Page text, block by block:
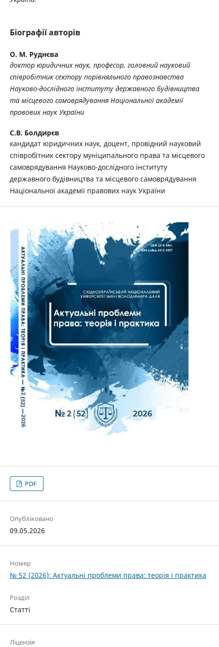
Біографії авторів
О. М. Руднєва
доктор юридичних наук, професор, головний науковий
співробітник сектору порівняльного правознавства
Науково-дослідного інституту державного будівництва
та місцевого самоврядування Національної академії
правових наук України
С.В. Болдирєв
кандидат юридичних наук, доцент, провідний науковий
співробітник сектору муніципального права та місцевого
самоврядування Науково-дослідного інституту
державного будівництва та місцевого самоврядування
Національної академії правових наук України
PDF
Опубліковано
09.05.2026
Номер
№ 52 (2026): Актуальні проблеми права: теорія і практика
Розділ
Статті
Ліцензія